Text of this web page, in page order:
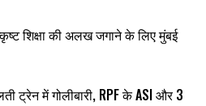
शिक्षा की अलख जगाने के लिए मुंबई
ट्रेन में गोलीबारी, RPF के ASI और 3